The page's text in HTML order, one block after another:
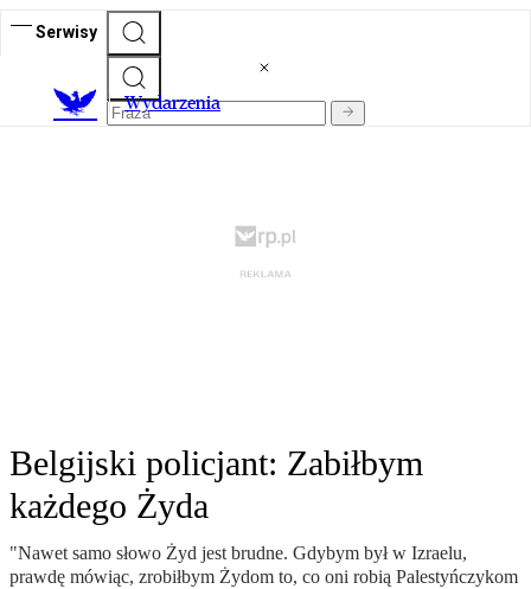
Serwisy
Wydarzenia
Belgijski policjant: Zabiłbym
każdego Żyda
"Nawet samo słowo Żyd jest brudne. Gdybym był w Izraelu,
prawdę mówiąc, zrobiłbym Żydom to, co oni robią Palestyńczykom